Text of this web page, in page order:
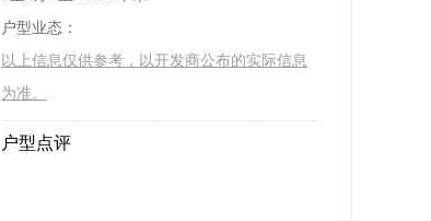
户型业态：
以上信息仅供参考，以开发商公布的实际信息
为准。
户型点评